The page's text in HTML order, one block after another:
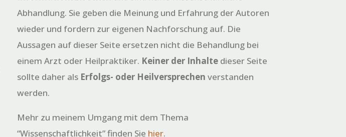
Abhandlung. Sie geben die Meinung und Erfahrung der Autoren
wieder und fordern zur eigenen Nachforschung auf. Die
Aussagen auf dieser Seite ersetzen nicht die Behandlung bei
einem Arzt oder Heilpraktiker. Keiner der Inhalte dieser Seite
sollte daher als Erfolgs- oder Heilversprechen verstanden
werden.
Mehr zu meinem Umgang mit dem Thema
“Wissenschaftlichkeit” finden Sie hier.